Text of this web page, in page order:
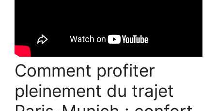
Comment profiter
pleinement du trajet